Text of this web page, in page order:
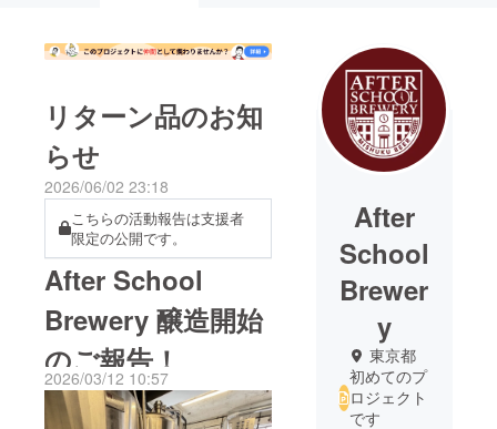
リターン品のお知
らせ
2026/06/02 23:18
こちらの活動報告は支援者
限定の公開です。
After School
Brewery 醸造開始
のご報告！
2026/03/12 10:57
After
School
Brewer
y
東京都
初めてのプ
ロジェクト
です